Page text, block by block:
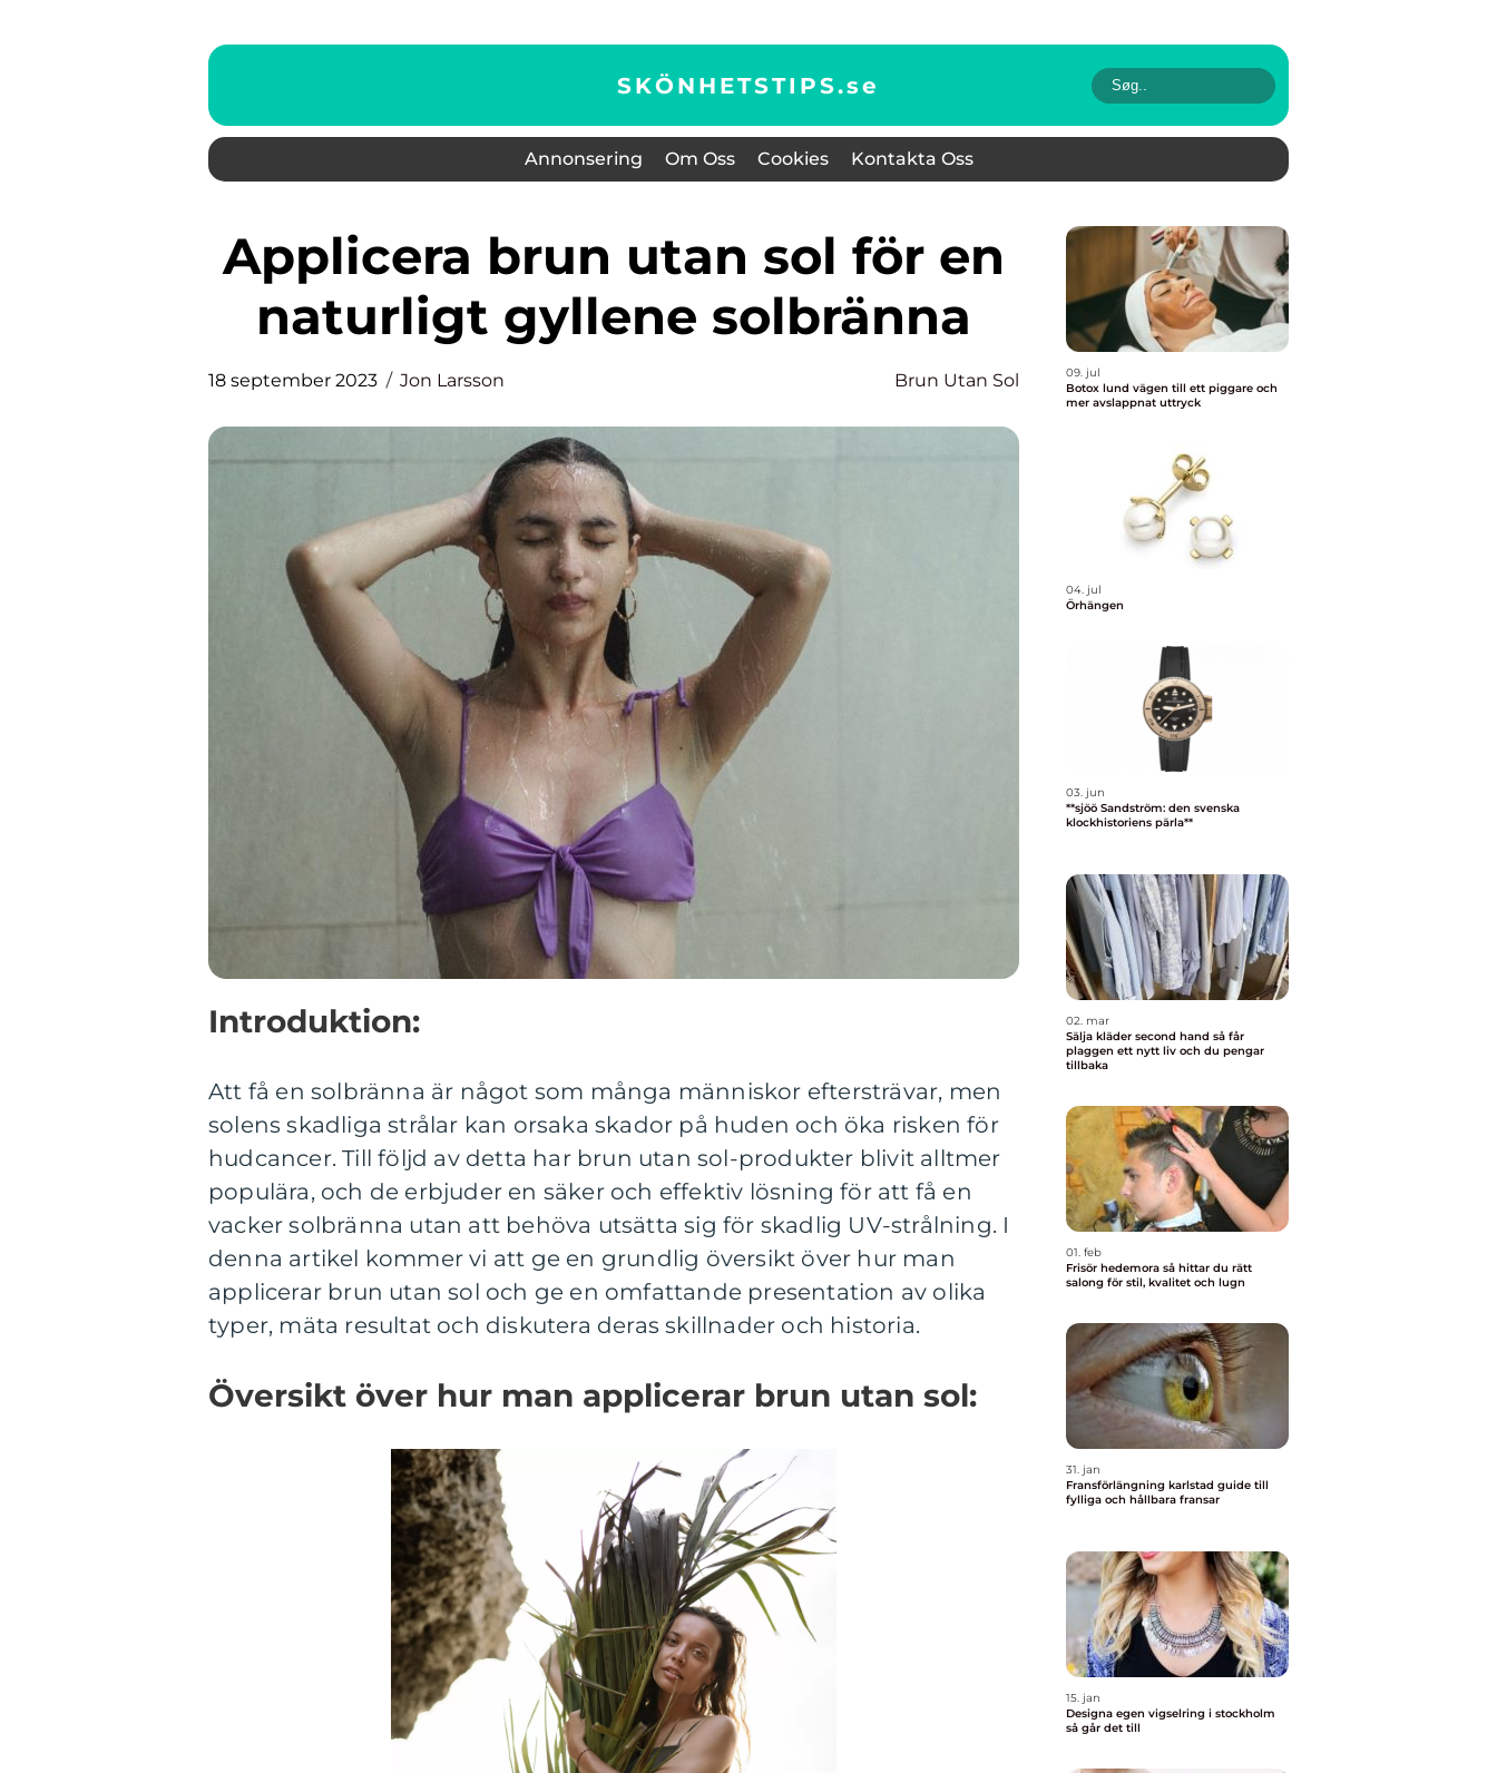
SKÖNHETSTIPS.se
Annonsering Om Oss Cookies Kontakta Oss
Applicera brun utan sol för en
naturligt gyllene solbränna
18 september 2023 Jon Larsson Brun Utan Sol
Introduktion:
Att få en solbränna är något som många människor eftersträvar, men
solens skadliga strålar kan orsaka skador på huden och öka risken för
hudcancer. Till följd av detta har brun utan sol-produkter blivit alltmer
populära, och de erbjuder en säker och effektiv lösning för att få en
vacker solbränna utan att behöva utsätta sig för skadlig UV-strålning. I
denna artikel kommer vi att ge en grundlig översikt över hur man
applicerar brun utan sol och ge en omfattande presentation av olika
typer, mäta resultat och diskutera deras skillnader och historia.
Översikt över hur man applicerar brun utan sol:
09. jul
Botox lund vägen till ett piggare och
mer avslappnat uttryck
04. jul
Örhängen
03. jun
**sjöö Sandström: den svenska
klockhistoriens pärla**
02. mar
Sälja kläder second hand så får
plaggen ett nytt liv och du pengar
tillbaka
01. feb
Frisör hedemora så hittar du rätt
salong för stil, kvalitet och lugn
31. jan
Fransförlängning karlstad guide till
fylliga och hållbara fransar
15. jan
Designa egen vigselring i stockholm
så går det till